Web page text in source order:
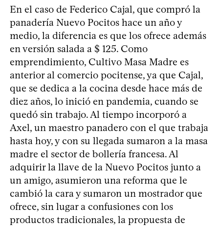
En el caso de Federico Cajal, que compró la
panadería Nuevo Pocitos hace un año y
medio, la diferencia es que los ofrece además
en versión salada a $ 125. Como
emprendimiento, Cultivo Masa Madre es
anterior al comercio pocitense, ya que Cajal,
que se dedica a la cocina desde hace más de
diez años, lo inició en pandemia, cuando se
quedó sin trabajo. Al tiempo incorporó a
Axel, un maestro panadero con el que trabaja
hasta hoy, y con su llegada sumaron a la masa
madre el sector de bollería francesa. Al
adquirir la llave de la Nuevo Pocitos junto a
un amigo, asumieron una reforma que le
cambió la cara y sumaron un mostrador que
ofrece, sin lugar a confusiones con los
productos tradicionales, la propuesta de